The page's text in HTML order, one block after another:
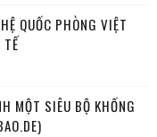
QUỐC PHÒNG VIỆT
TẾ
MỘT SIÊU BỘ KHỐNG